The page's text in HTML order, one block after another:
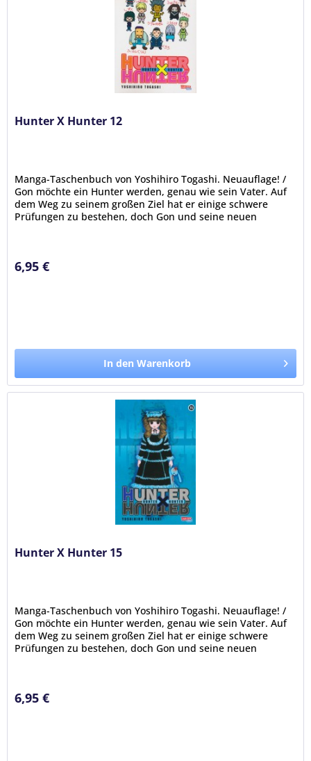
Hunter X Hunter 12
Manga-Taschenbuch von Yoshihiro Togashi. Neuauflage! /
Gon möchte ein Hunter werden, genau wie sein Vater. Auf
dem Weg zu seinem großen Ziel hat er einige schwere
Prüfungen zu bestehen, doch Gon und seine neuen
6,95 €
In den Warenkorb
Hunter X Hunter 15
Manga-Taschenbuch von Yoshihiro Togashi. Neuauflage! /
Gon möchte ein Hunter werden, genau wie sein Vater. Auf
dem Weg zu seinem großen Ziel hat er einige schwere
Prüfungen zu bestehen, doch Gon und seine neuen
6,95 €